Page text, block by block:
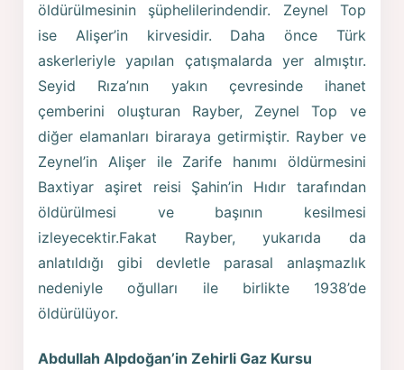
öldürülmesinin şüphelilerindendir. Zeynel Top
ise Alişer’in kirvesidir. Daha önce Türk
askerleriyle yapılan çatışmalarda yer almıştır.
Seyid Rıza’nın yakın çevresinde ihanet
çemberini oluşturan Rayber, Zeynel Top ve
diğer elamanları biraraya getirmiştir. Rayber ve
Zeynel’in Alişer ile Zarife hanımı öldürmesini
Baxtiyar aşiret reisi Şahin’in Hıdır tarafından
öldürülmesi ve başının kesilmesi
izleyecektir.Fakat Rayber, yukarıda da
anlatıldığı gibi devletle parasal anlaşmazlık
nedeniyle oğulları ile birlikte 1938’de
öldürülüyor.
Abdullah Alpdoğan’in Zehirli Gaz Kursu